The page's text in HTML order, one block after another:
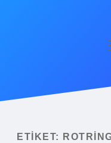
Yasal Uyarı
ETIKET: